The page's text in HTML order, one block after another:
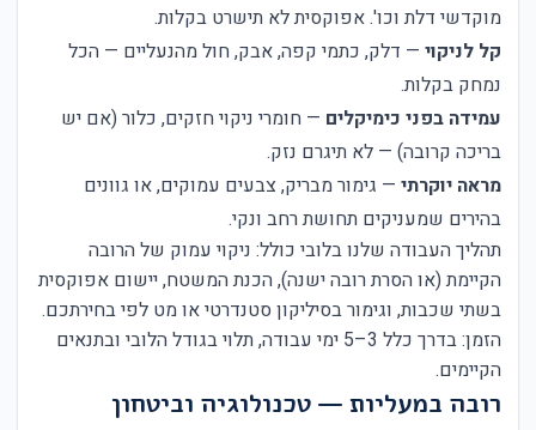
מוקדשי דלת וכו'. אפוקסית לא תישרט בקלות.
קל לניקוי — דלק, כתמי קפה, אבק, חול מהנעליים — הכל
נמחק בקלות.
עמידה בפני כימיקלים — חומרי ניקוי חזקים, כלור (אם יש
בריכה קרובה) — לא תיגרם נזק.
מראה יוקרתי — גימור מבריק, צבעים עמוקים, או גוונים
בהירים שמעניקים תחושת רחב ונקי.
תהליך העבודה שלנו בלובי כולל: ניקוי עמוק של הרובה
הקיימת (או הסרת רובה ישנה), הכנת המשטח, יישום אפוקסית
בשתי שכבות, וגימור בסיליקון סטנדרטי או מט לפי בחירתכם.
הזמן: בדרך כלל 3–5 ימי עבודה, תלוי בגודל הלובי ובתנאים
הקיימים.
רובה במעליות — טכנולוגיה וביטחון